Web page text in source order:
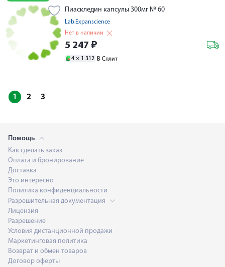
Пиаскледин капсулы 300мг № 60
Lab.Expanscience
Нет в наличии
5 247 ₽
4 × 1 312 В Сплит
1 2 3
Помощь
Как сделать заказ
Оплата и бронирование
Доставка
Это интересно
Политика конфиденциальности
Разрешительная документация
Лицензия
Разрешение
Условия дистанционной продажи
Маркетинговая политика
Возврат и обмен товаров
Договор оферты